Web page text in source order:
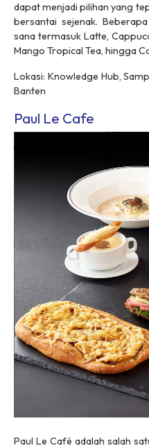
dapat menjadi pilihan yang
bersantai sejenak.
sana termasuk Latte,
Mango Tropical Tea, hingga
Lokasi: Knowledge Hub,
Banten
Paul Le Cafe
Paul Le Café adalah salah